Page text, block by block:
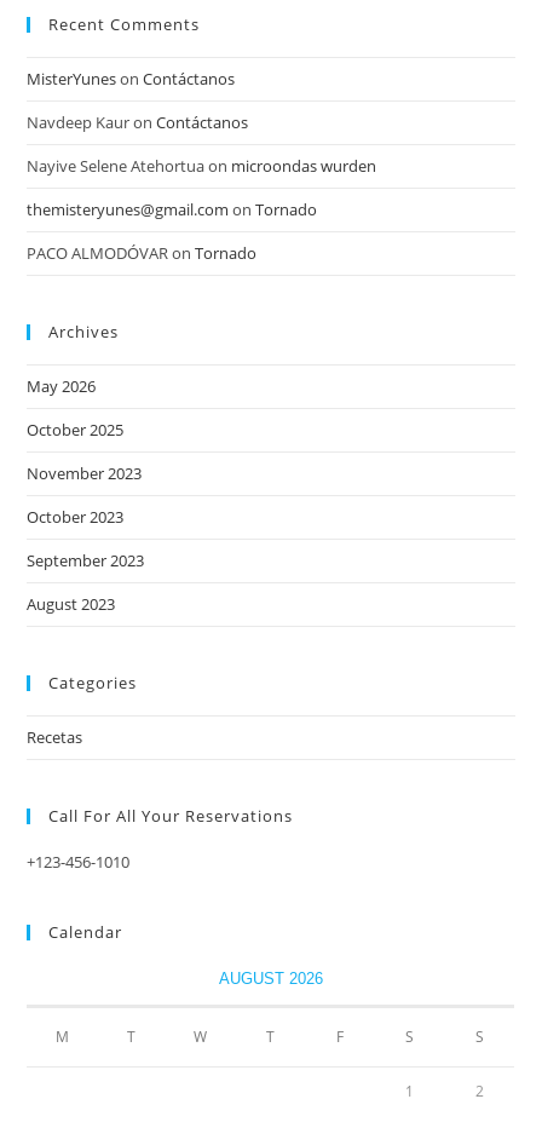
Recent Comments
MisterYunesonContáctanos
Navdeep KauronContáctanos
Nayive Selene Atehortuaon microondas wurden
themisteryunes@gmail.com onTornado
PACO ALMODÓVARonTornado
Archives
May 2026
October 2025
November 2023
October 2023
September 2023
August 2023
Categories
Recetas
Call For All Your​ Reservations
+123-456-1010
Calendar
AUGUST 2026
M T W T F S S
1 2